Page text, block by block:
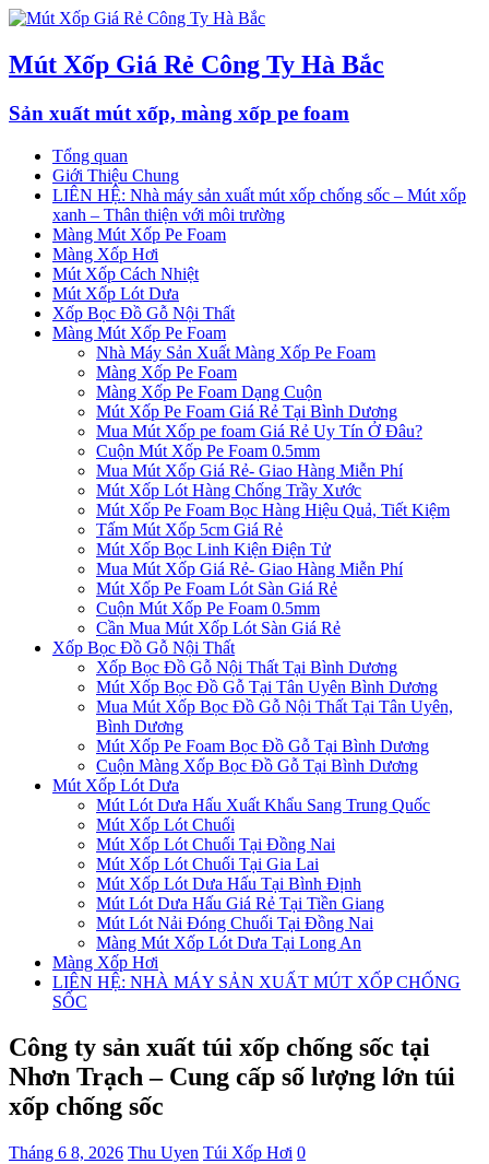
Mút Xốp Giá Rẻ Công Ty Hà Bắc
Sản xuất mút xốp, màng xốp pe foam
Tổng quan
Giới Thiệu Chung
LIÊN HỆ: Nhà máy sản xuất mút xốp chống sốc – Mút xốp
xanh – Thân thiện với môi trường
Màng Mút Xốp Pe Foam
Màng Xốp Hơi
Mút Xốp Cách Nhiệt
Mút Xốp Lót Dưa
Xốp Bọc Đồ Gỗ Nội Thất
Màng Mút Xốp Pe Foam
Nhà Máy Sản Xuất Màng Xốp Pe Foam
Màng Xốp Pe Foam
Màng Xốp Pe Foam Dạng Cuộn
Mút Xốp Pe Foam Giá Rẻ Tại Bình Dương
Mua Mút Xốp pe foam Giá Rẻ Uy Tín Ở Đâu?
Cuộn Mút Xốp Pe Foam 0.5mm
Mua Mút Xốp Giá Rẻ- Giao Hàng Miễn Phí
Mút Xốp Lót Hàng Chống Trầy Xước
Mút Xốp Pe Foam Bọc Hàng Hiệu Quả, Tiết Kiệm
Tấm Mút Xốp 5cm Giá Rẻ
Mút Xốp Bọc Linh Kiện Điện Tử
Mua Mút Xốp Giá Rẻ- Giao Hàng Miễn Phí
Mút Xốp Pe Foam Lót Sàn Giá Rẻ
Cuộn Mút Xốp Pe Foam 0.5mm
Cần Mua Mút Xốp Lót Sàn Giá Rẻ
Xốp Bọc Đồ Gỗ Nội Thất
Xốp Bọc Đồ Gỗ Nội Thất Tại Bình Dương
Mút Xốp Bọc Đồ Gỗ Tại Tân Uyên Bình Dương
Mua Mút Xốp Bọc Đồ Gỗ Nội Thất Tại Tân Uyên,
Bình Dương
Mút Xốp Pe Foam Bọc Đồ Gỗ Tại Bình Dương
Cuộn Màng Xốp Bọc Đồ Gỗ Tại Bình Dương
Mút Xốp Lót Dưa
Mút Lót Dưa Hấu Xuất Khẩu Sang Trung Quốc
Mút Xốp Lót Chuối
Mút Xốp Lót Chuối Tại Đồng Nai
Mút Xốp Lót Chuối Tại Gia Lai
Mút Xốp Lót Dưa Hấu Tại Bình Định
Mút Lót Dưa Hấu Giá Rẻ Tại Tiền Giang
Mút Lót Nải Đóng Chuối Tại Đồng Nai
Màng Mút Xốp Lót Dưa Tại Long An
Màng Xốp Hơi
LIÊN HỆ: NHÀ MÁY SẢN XUẤT MÚT XỐP CHỐNG
SỐC
Công ty sản xuất túi xốp chống sốc tại
Nhơn Trạch – Cung cấp số lượng lớn túi
xốp chống sốc
Tháng 6 8, 2026 Thu Uyen Túi Xốp Hơi 0